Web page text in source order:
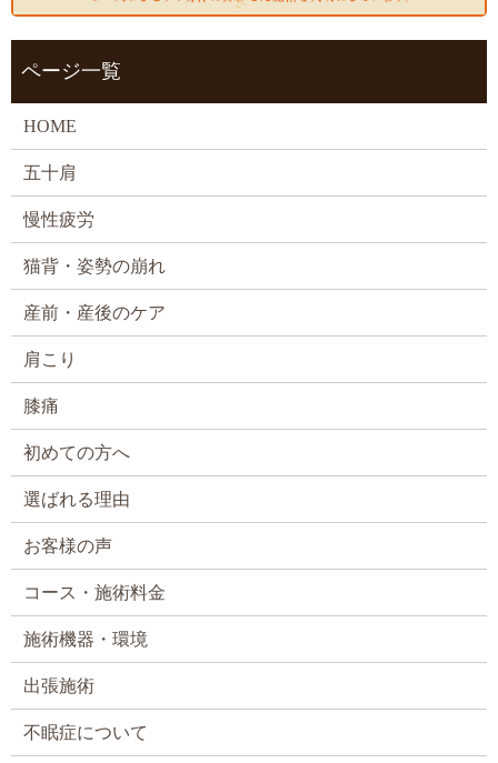
ページ一覧
HOME
五十肩
慢性疲労
猫背・姿勢の崩れ
産前・産後のケア
肩こり
膝痛
初めての方へ
選ばれる理由
お客様の声
コース・施術料金
施術機器・環境
出張施術
不眠症について